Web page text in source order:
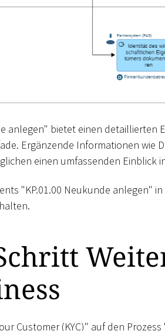
anlegen" bietet einen detaillierten
Ergänzende Informationen wie
einen umfassenden Einblick
"KP.01.00 Neukunde anlegen"
Customer (KYC)" auf den